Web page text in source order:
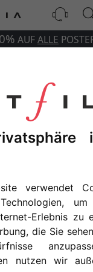
verwendet
Erlebnis zu
die Sie
nutzen wir
AUFALLE
ALS POSTER
Leonardo
Denker,
unsterblich. Sein
Malerei
mit Technik
überstrahlte
Zeitgenossen
auf. Er ist in
und
da